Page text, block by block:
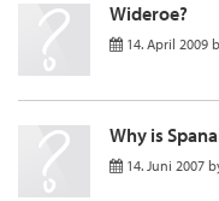
Wideroe?
14. April 2009
Why is
14. Juni 2007